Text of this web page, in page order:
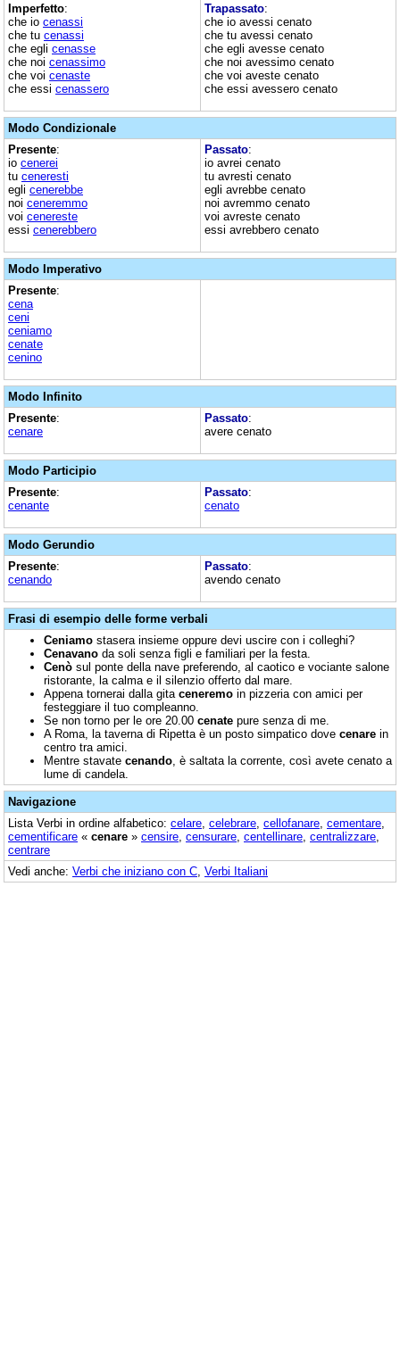
Imperfetto:
che io cenassi
che tu cenassi
che egli cenasse
che noi cenassimo
che voi cenaste
che essi cenassero
Trapassato:
che io avessi cenato
che tu avessi cenato
che egli avesse cenato
che noi avessimo cenato
che voi aveste cenato
che essi avessero cenato
Modo Condizionale
Presente:
io cenerei
tu ceneresti
egli cenerebbe
noi ceneremmo
voi cenereste
essi cenerebbero
Passato:
io avrei cenato
tu avresti cenato
egli avrebbe cenato
noi avremmo cenato
voi avreste cenato
essi avrebbero cenato
Modo Imperativo
Presente:
cena
ceni
ceniamo
cenate
cenino
Modo Infinito
Presente:
cenare
Passato:
avere cenato
Modo Participio
Presente:
cenante
Passato:
cenato
Modo Gerundio
Presente:
cenando
Passato:
avendo cenato
Frasi di esempio delle forme verbali
Ceniamo stasera insieme oppure devi uscire con i colleghi?
Cenavano da soli senza figli e familiari per la festa.
Cenò sul ponte della nave preferendo, al caotico e vociante salone
ristorante, la calma e il silenzio offerto dal mare.
Appena tornerai dalla gita ceneremo in pizzeria con amici per
festeggiare il tuo compleanno.
Se non torno per le ore 20.00 cenate pure senza di me.
A Roma, la taverna di Ripetta è un posto simpatico dove cenare in
centro tra amici.
Mentre stavate cenando , è saltata la corrente, così avete cenato a
lume di candela.
Navigazione
Lista Verbi in ordine alfabetico: celare celebrare cellofanare cementare
cementificare « cenare » censire censurare centellinare centralizzare
centrare
Vedi anche: Verbi che iniziano con C Verbi Italiani